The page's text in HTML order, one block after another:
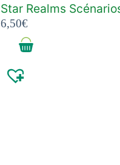
Star Realms
6,50€